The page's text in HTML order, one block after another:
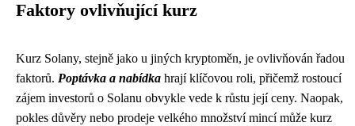
Faktory ovlivňující kurz
Kurz Solany, stejně jako u jiných kryptoměn, je ovlivňován řadou
faktorů. Poptávka a nabídka hrají klíčovou roli, přičemž rostoucí
zájem investorů o Solanu obvykle vede k růstu její ceny. Naopak,
pokles důvěry nebo prodeje velkého množství mincí může kurz